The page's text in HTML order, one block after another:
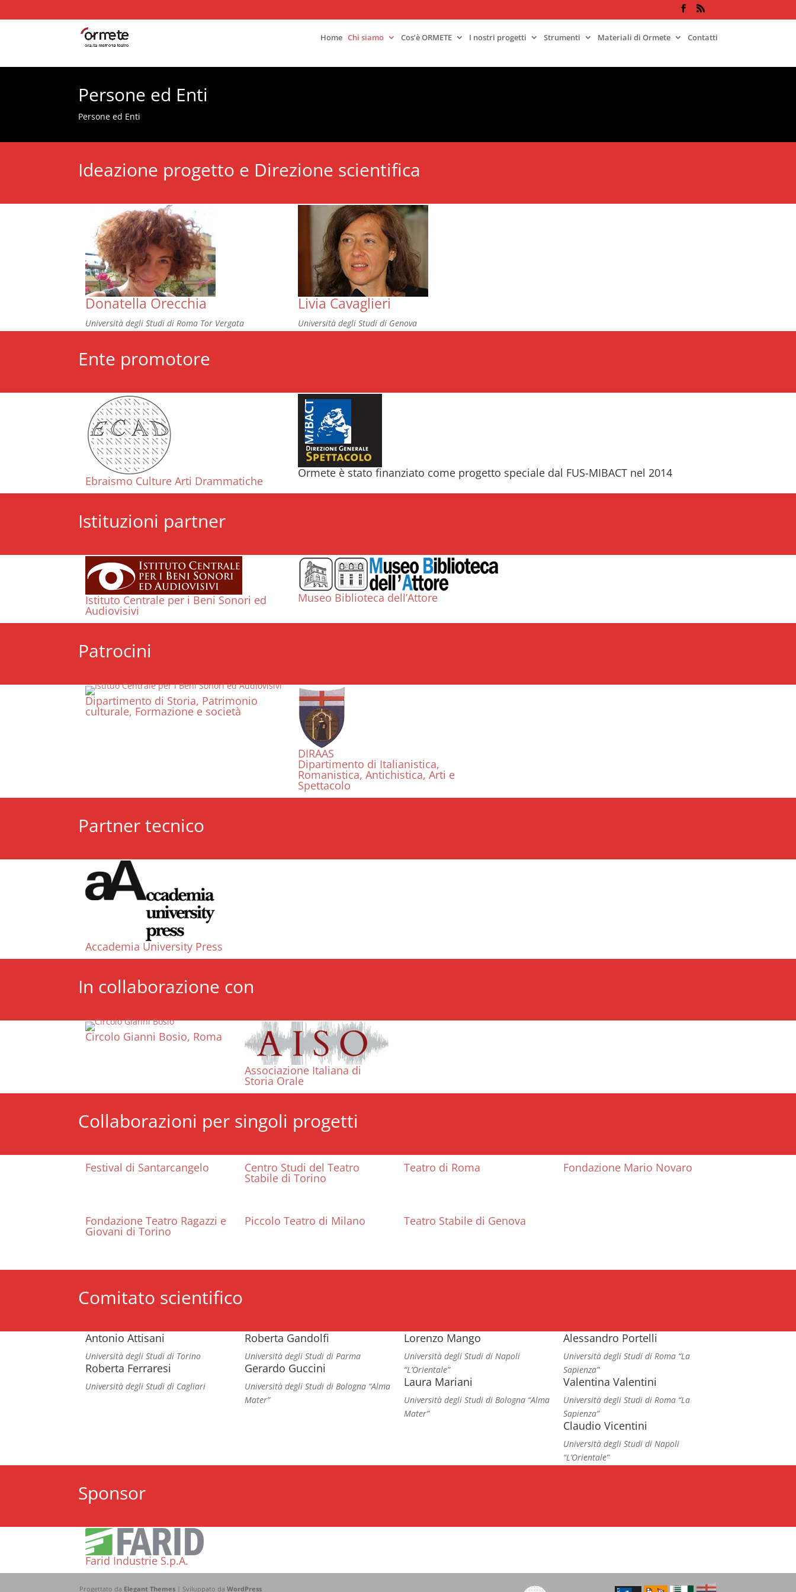
Home Chi siamo Cos’è ORMETE I nostri progetti Strumenti Materiali di Ormete Contatti
Persone ed Enti
Persone ed Enti
Ideazione progetto e Direzione scientifica
Donatella Orecchia
Università degli Studi di Roma Tor Vergata
Livia Cavaglieri
Università degli Studi di Genova
Ente promotore
Ebraismo Culture Arti Drammatiche
Ormete è stato finanziato come progetto speciale dal FUS-MIBACT nel 2014
Istituzioni partner
Istituto Centrale per i Beni Sonori ed
Audiovisivi
Museo Biblioteca dell’Attore
Patrocini
Dipartimento di Storia, Patrimonio
culturale, Formazione e società
DIRAAS
Dipartimento di Italianistica,
Romanistica, Antichistica, Arti e
Spettacolo
Partner tecnico
Accademia University Press
In collaborazione con
Circolo Gianni Bosio, Roma
Associazione Italiana di
Storia Orale
Collaborazioni per singoli progetti
Festival di Santarcangelo
Fondazione Teatro Ragazzi e
Giovani di Torino
Centro Studi del Teatro
Stabile di Torino
Piccolo Teatro di Milano
Teatro di Roma
Teatro Stabile di Genova
Fondazione Mario Novaro
Comitato scientifico
Antonio Attisani
Università degli Studi di Torino
Roberta Ferraresi
Università degli Studi di Cagliari
Roberta Gandolfi
Università degli Studi di Parma
Gerardo Guccini
Università degli Studi di Bologna “Alma
Mater”
Lorenzo Mango
Università degli Studi di Napoli
“L’Orientale”
Laura Mariani
Università degli Studi di Bologna “Alma
Mater”
Alessandro Portelli
Università degli Studi di Roma “La
Sapienza”
Valentina Valentini
Università degli Studi di Roma “La
Sapienza”
Claudio Vicentini
Università degli Studi di Napoli
“L’Orientale”
Sponsor
Farid Industrie S.p.A.
Progettato da Elegant Themes | Sviluppato daWordPress